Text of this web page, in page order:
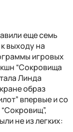
еще семь
выходу на
игровых
“Сокровища
Линда
образ
впервые и со
не из легких: